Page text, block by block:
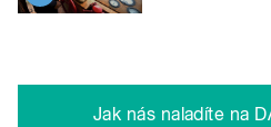
Jak nás naladíte na